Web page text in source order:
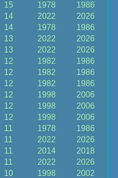
15 1978
1986
14 2022
2026
14 1978
1986
13 2022
2026
13 2022
2026
12 1982
1986
12 1982
1986
12 1982
1986
12 1998
2006
12 1998
2006
12 1998
2006
11 1978
1986
11 2022
2026
11 2014
2018
11 2022
2026
10 1998
2002